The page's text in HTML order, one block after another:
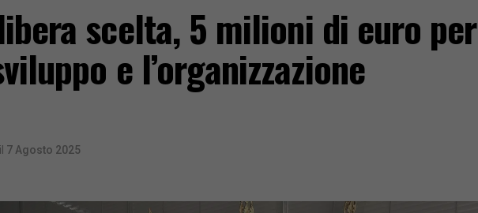
scelta, 5 milioni di euro per
e l’organizzazione
il 7 Agosto 2025